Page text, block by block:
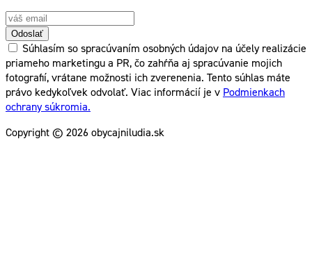
Odoslať
Súhlasím so spracúvaním osobných údajov na účely realizácie
priameho marketingu a PR, čo zahŕňa aj spracúvanie mojich
fotografií, vrátane možnosti ich zverenenia. Tento súhlas máte
právo kedykoľvek odvolať. Viac informácií je v Podmienkach
ochrany súkromia.
Copyright © 2026 obycajniludia.sk